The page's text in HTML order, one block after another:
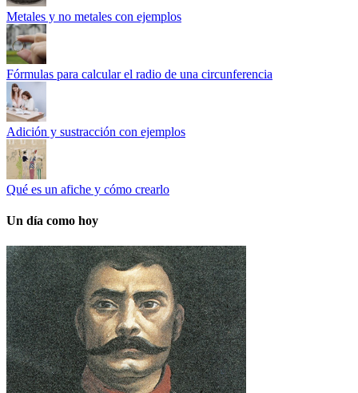
Metales y no metales con ejemplos
Fórmulas para calcular el radio de una circunferencia
Adición y sustracción con ejemplos
Qué es un afiche y cómo crearlo
Un día como hoy